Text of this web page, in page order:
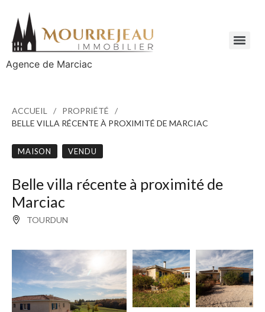
Agence de Marciac
ACCUEIL
PROPRIÉTÉ
BELLE VILLA RÉCENTE À PROXIMITÉ DE MARCIAC
MAISON VENDU
Belle villa récente à proximité de
Marciac
TOURDUN